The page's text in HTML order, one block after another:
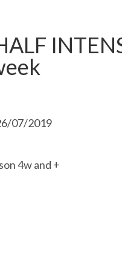
07/2019
4w and +